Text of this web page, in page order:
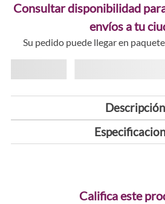
Consultar disponibilidad
envíos a tu
Su pedido puede llegar en
Descripción
Califica este